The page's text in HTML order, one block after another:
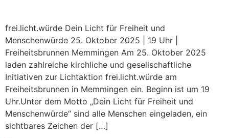
frei.licht.würde Dein Licht für Freiheit und
Menschenwürde 25. Oktober 2025 | 19 Uhr |
Freiheitsbrunnen Memmingen Am 25. Oktober 2025
laden zahlreiche kirchliche und gesellschaftliche
Initiativen zur Lichtaktion frei.licht.würde am
Freiheitsbrunnen in Memmingen ein. Beginn ist um 19
Uhr.Unter dem Motto „Dein Licht für Freiheit und
Menschenwürde“ sind alle Menschen eingeladen, ein
sichtbares Zeichen der […]